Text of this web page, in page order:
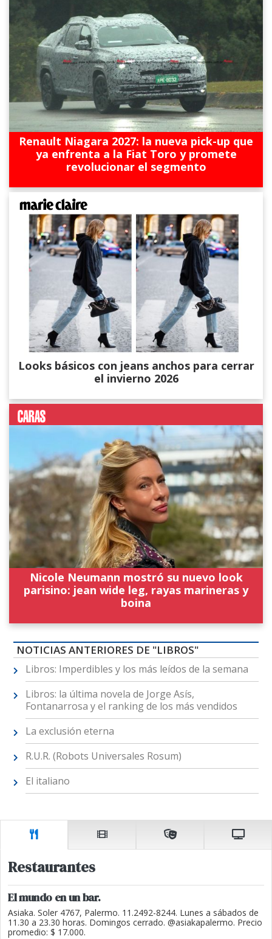
Renault Niagara 2027: la nueva pick-up que
ya enfrenta a la Fiat Toro y promete
revolucionar el segmento
Looks básicos con jeans anchos para cerrar
el invierno 2026
Nicole Neumann mostró su nuevo look
parisino: jean wide leg, rayas marineras y
boina
NOTICIAS ANTERIORES DE "LIBROS"
Libros: Imperdibles y los más leídos de la semana
Libros: la última novela de Jorge Asís,
Fontanarrosa y el ranking de los más vendidos
La exclusión eterna
R.U.R. (Robots Universales Rosum)
El italiano
Restaurantes
El mundo en un bar.
Asiaka. Soler 4767, Palermo. 11.2492-8244. Lunes a sábados de
11.30 a 23.30 horas. Domingos cerrado. @asiakapalermo. Precio
promedio: $ 17.000.